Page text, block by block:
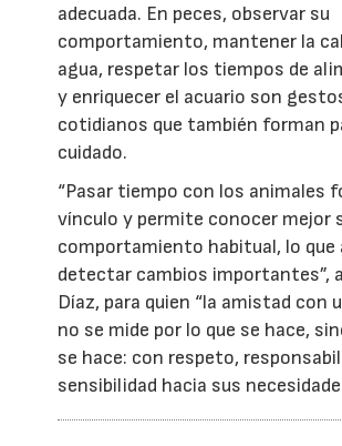
adecuada. En peces, observar su
comportamiento, mantener la
agua, respetar los tiempos de
y enriquecer el acuario son
cotidianos que también forman
cuidado.
“Pasar tiempo con los animales
vínculo y permite conocer mejor
comportamiento habitual, lo que
detectar cambios importantes”,
Díaz, para quien “la amistad con
no se mide por lo que se hace,
se hace: con respeto,
sensibilidad hacia sus